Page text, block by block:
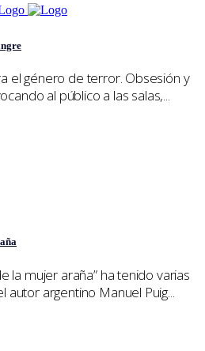
el género de terror. Obsesión y
al público a las salas,...
la mujer araña” ha tenido varias
argentino Manuel Puig...